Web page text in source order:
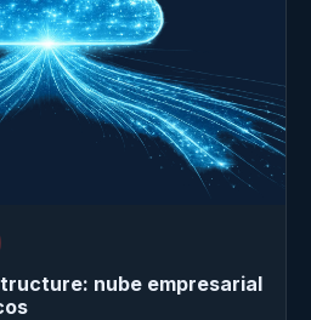
nube empresarial